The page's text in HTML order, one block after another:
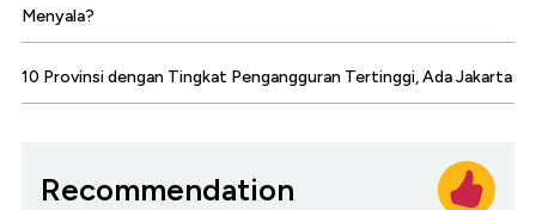
Menyala?
10 Provinsi dengan Tingkat Pengangguran Tertinggi, Ada Jakarta
Recommendation